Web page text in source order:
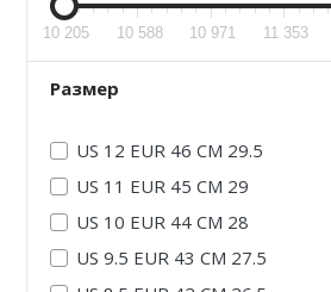
10 205 10 588 10 971 11 353
Размер
US 12 EUR 46 CM 29.5
US 11 EUR 45 CM 29
US 10 EUR 44 CM 28
US 9.5 EUR 43 CM 27.5
Air Jordan 38
Air Jordan 37
Air Jordan 1
Air Jordan 3
Air Jordan 4
Nike Initiator
Nike Pegasus
Nike Hyperdunk
Nike Hyperset
Nike Cosmic Unity
adidas adiFOM
adidas Adizero
adidas Dame
adidas AE
Adidas Yeezy Boost 350 V2